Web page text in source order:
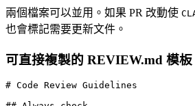
兩個檔案可以並用。如果 PR 改動使
也會標記需要更新文件。
可直接複製的 REVIEW.md 模板
# Code Review Guidelines